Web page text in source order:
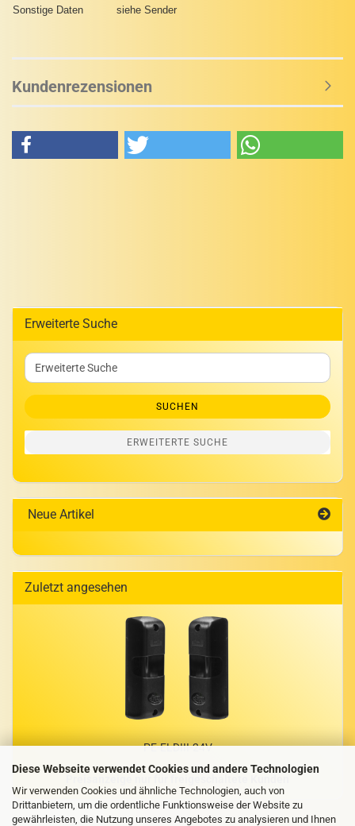
Diese Webseite verwendet Cookies und andere Technologien
Wir verwenden Cookies und ähnliche Technologien, auch von
Drittanbietern, um die ordentliche Funktionsweise der Website zu
gewährleisten, die Nutzung unseres Angebotes zu analysieren und Ihnen
Sonstige Daten
siehe Sender
Kundenrezensionen
Erweiterte Suche
Erweiterte
Suche
SUCHEN
ERWEITERTE SUCHE
Neue Artikel
Zuletzt angesehen
PE-​ELDIII-24V